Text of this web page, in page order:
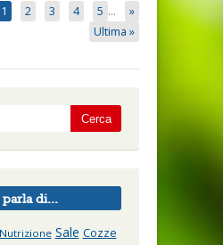
1 2 3 4 5 ...
»
Ultima »
parla di...
Nutrizione Sale Cozze